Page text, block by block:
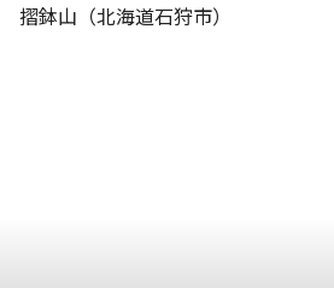
摺鉢山（北海道石狩市）